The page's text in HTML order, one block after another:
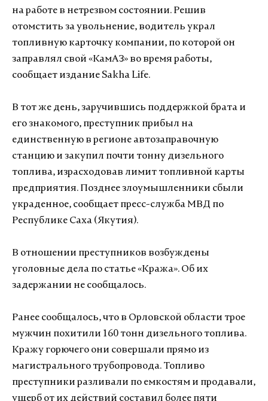
на работе в нетрезвом состоянии. Решив
отомстить за увольнение, водитель украл
топливную карточку компании, по которой он
заправлял свой «КамАЗ» во время работы,
сообщает издание Sakha Life.
В тот же день, заручившись поддержкой брата и
его знакомого, преступник прибыл на
единственную в регионе автозаправочную
станцию и закупил почти тонну дизельного
топлива, израсходовав лимит топливной карты
предприятия. Позднее злоумышленники сбыли
украденное, сообщает пресс-служба МВД по
Республике Саха (Якутия).
В отношении преступников возбуждены
уголовные дела по статье «Кража». Об их
задержании не сообщалось.
Ранее сообщалось, что в Орловской области трое
мужчин похитили 160 тонн дизельного топлива.
Кражу горючего они совершали прямо из
магистрального трубопровода. Топливо
преступники разливали по емкостям и продавали,
ущерб от их действий составил более пяти